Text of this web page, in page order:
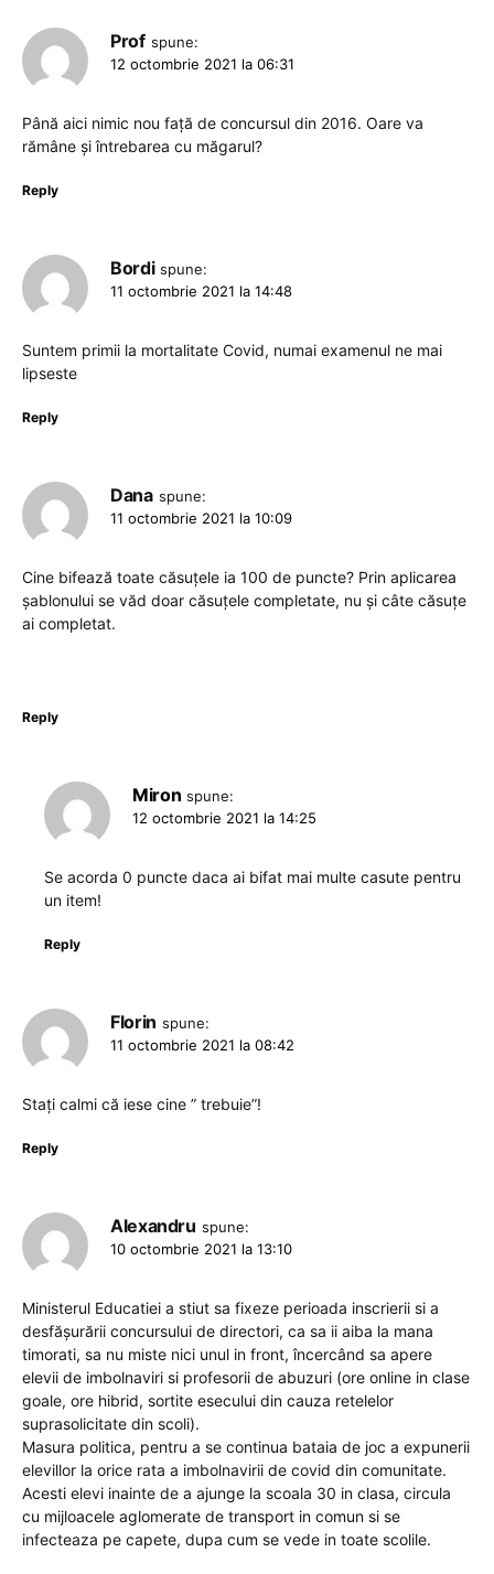
Prof spune:
12 octombrie 2021 la 06:31
Până aici nimic nou față de concursul din 2016. Oare va
rămâne și întrebarea cu măgarul?
Reply
Bordi spune:
11 octombrie 2021 la 14:48
Suntem primii la mortalitate Covid, numai examenul ne mai
lipseste
Reply
Dana spune:
11 octombrie 2021 la 10:09
Cine bifează toate căsuțele ia 100 de puncte? Prin aplicarea
șablonului se văd doar căsuțele completate, nu și câte căsuțe
ai completat.
Reply
Miron spune:
12 octombrie 2021 la 14:25
Se acorda 0 puncte daca ai bifat mai multe casute pentru
un item!
Reply
Florin spune:
11 octombrie 2021 la 08:42
Stați calmi că iese cine ” trebuie”!
Reply
Alexandru spune:
10 octombrie 2021 la 13:10
Ministerul Educatiei a stiut sa fixeze perioada inscrierii si a
desfășurării concursului de directori, ca sa ii aiba la mana
timorati, sa nu miste nici unul in front, încercând sa apere
elevii de imbolnaviri si profesorii de abuzuri (ore online in clase
goale, ore hibrid, sortite esecului din cauza retelelor
suprasolicitate din scoli).
Masura politica, pentru a se continua bataia de joc a expunerii
elevillor la orice rata a imbolnavirii de covid din comunitate.
Acesti elevi inainte de a ajunge la scoala 30 in clasa, circula
cu mijloacele aglomerate de transport in comun si se
infecteaza pe capete, dupa cum se vede in toate scolile.